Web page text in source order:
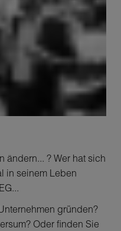
ändern... ? Wer hat sich
in seinem Leben
gründen?
Oder finden Sie